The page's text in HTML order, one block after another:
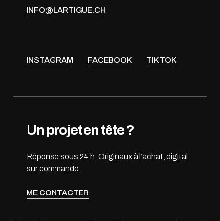
INFO@LARTIGUE.CH
INSTAGRAM FACEBOOK TIK TOK
Un projet en tête ?
Réponse sous 24 h. Originaux à l’achat, digital
sur commande.
ME CONTACTER